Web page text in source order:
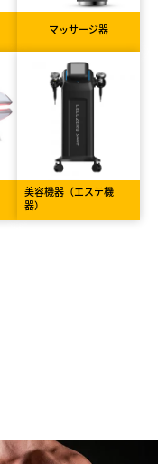
マッサージ器
美容機器（エステ機
器）